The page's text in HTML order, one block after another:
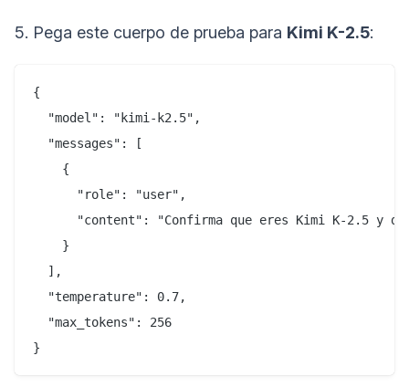
5. Pega este cuerpo de prueba para Kimi K-2.5:
{
  "model": "kimi-k2.5",
  "messages": [
    {
      "role": "user",
"content": "Confirma que eres Kimi K-2.5 y
    }
  ],
  "temperature": 0.7,
  "max_tokens": 256
}